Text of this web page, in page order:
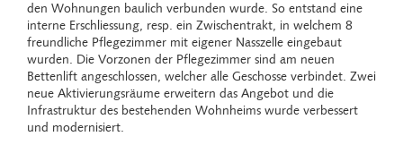
den Wohnungen baulich verbunden wurde. So entstand eine
interne Erschliessung, resp. ein Zwischentrakt, in welchem 8
freundliche Pflegezimmer mit eigener Nasszelle eingebaut
wurden. Die Vorzonen der Pflegezimmer sind am neuen
Bettenlift angeschlossen, welcher alle Geschosse verbindet. Zwei
neue Aktivierungsräume erweitern das Angebot und die
Infrastruktur des bestehenden Wohnheims wurde verbessert
und modernisiert.